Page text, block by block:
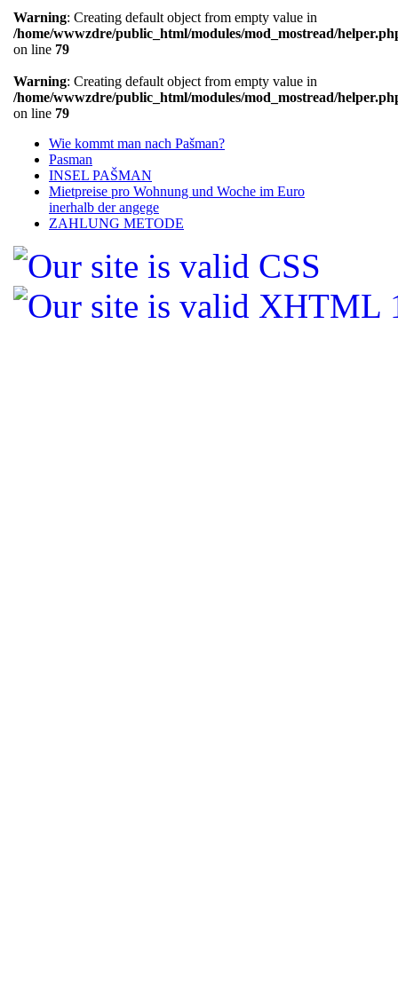
Warning: Creating default object from empty value in
/home/wwwzdre/public_html/modules/mod_mostread/
on line 79
Warning: Creating default object from empty value in
/home/wwwzdre/public_html/modules/mod_mostread/
on line 79
Wie kommt man nach Pašman?
Pasman
INSEL PAŠMAN
Mietpreise pro Wohnung und Woche im Euro
inerhalb der angege
ZAHLUNG METODE